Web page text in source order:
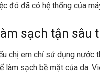
đó đã có hệ thống của
sạch tận sâu
chị em chỉ sử dụng nước
làm sạch bề mặt của da.